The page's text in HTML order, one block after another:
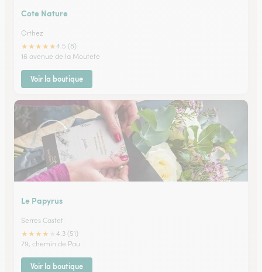
Cote Nature
Orthez
★★★★★4.5 (8)
16 avenue de la Moutete
Voir la boutique
Le Papyrus
Serres Castet
★★★★
4.3 (51)
79, chemin de Pau
Voir la boutique